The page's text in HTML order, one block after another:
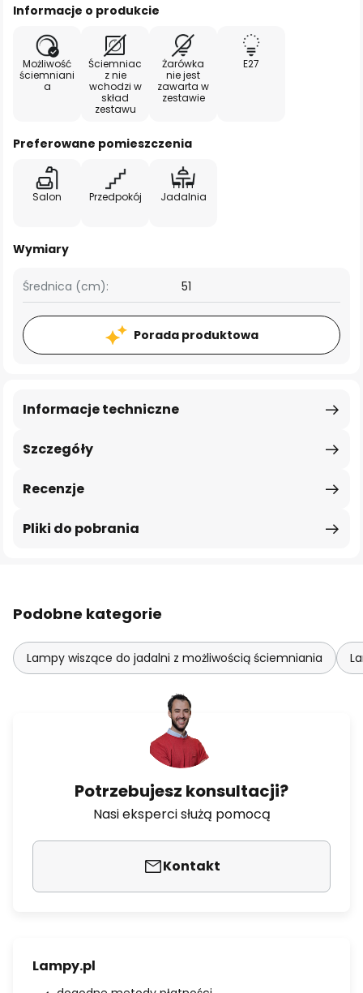
Informacje o produkcie
Możliwość
ściemniani
a
Ściemniac
z nie
wchodzi w
skład
zestawu
Żarówka
nie jest
zawarta w
zestawie
E27
Preferowane pomieszczenia
Salon Przedpokój Jadalnia
Wymiary
Średnica (cm): 51
Porada produktowa
Szczegóły
Informacje techniczne
Recenzje
Pliki do pobrania
Podobne kategorie
Lampy wiszące do jadalni z możliwością ściemniania
Potrzebujesz konsultacji?
Nasi eksperci służą pomocą
Kontakt
Lampy.pl